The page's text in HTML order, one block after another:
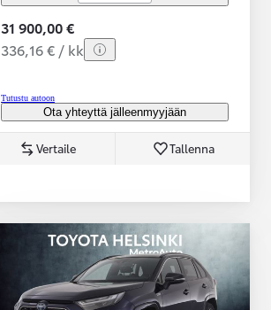
31 900,00 €
336,16 € / kk
Tutustu autoon
Ota yhteyttä jälleenmyyjään
Vertaile Tallenna